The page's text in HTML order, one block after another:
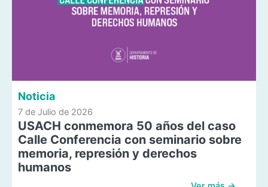
Noticia
7 de Julio de 2026
USACH conmemora 50 años del caso
Calle Conferencia con seminario sobre
memoria, represión y derechos
humanos